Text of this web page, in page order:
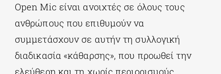
Open Mic είναι ανοιχτές σε όλους τους
ανθρώπους που επιθυμούν να
συμμετάσχουν σε αυτήν τη συλλογική
διαδικασία «κάθαρσης», που προωθεί την
ελεύθερη και τη χωρίς περιορισμούς